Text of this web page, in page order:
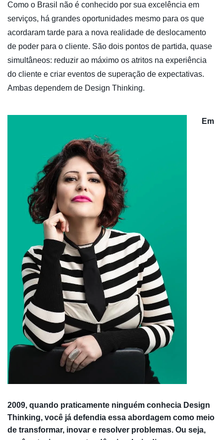
Como o Brasil não é conhecido por sua excelência em
serviços, há grandes oportunidades mesmo para os que
acordaram tarde para a nova realidade de deslocamento
de poder para o cliente. São dois pontos de partida, quase
simultâneos: reduzir ao máximo os atritos na experiência
do cliente e criar eventos de superação de expectativas.
Ambas dependem de Design Thinking.
Em
2009, quando praticamente ninguém conhecia Design
Thinking, você já defendia essa abordagem como meio
de transformar, inovar e resolver problemas. Ou seja,